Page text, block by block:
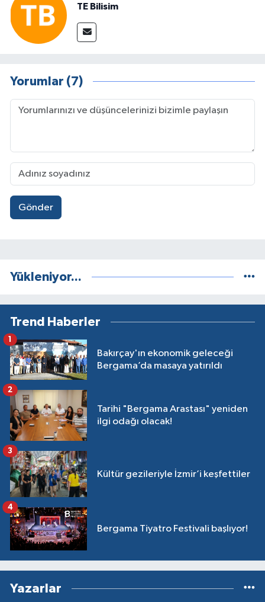
TE Bilisim
Yorumlar (7)
Gönder
Yükleniyor...
Trend Haberler
Bakırçay'ın ekonomik geleceği
Bergama’da masaya yatırıldı
1
Tarihi "Bergama Arastası" yeniden
ilgi odağı olacak!
2
Kültür gezileriyle İzmir’i keşfettiler
3
Bergama Tiyatro Festivali başlıyor!
4
Yazarlar